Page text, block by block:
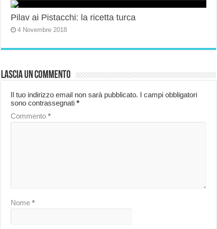
Pilav ai Pistacchi: la ricetta turca
4 Novembre 2018
Lascia un commento
Il tuo indirizzo email non sarà pubblicato. I campi obbligatori
sono contrassegnati*
Commento*
Nome*